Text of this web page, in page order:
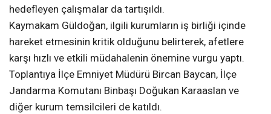
hedefleyen çalışmalar da tartışıldı.
Kaymakam Güldoğan, ilgili kurumların iş birliği içinde
hareket etmesinin kritik olduğunu belirterek, afetlere
karşı hızlı ve etkili müdahalenin önemine vurgu yaptı.
Toplantıya İlçe Emniyet Müdürü Bircan Baycan, İlçe
Jandarma Komutanı Binbaşı Doğukan Karaaslan ve
diğer kurum temsilcileri de katıldı.